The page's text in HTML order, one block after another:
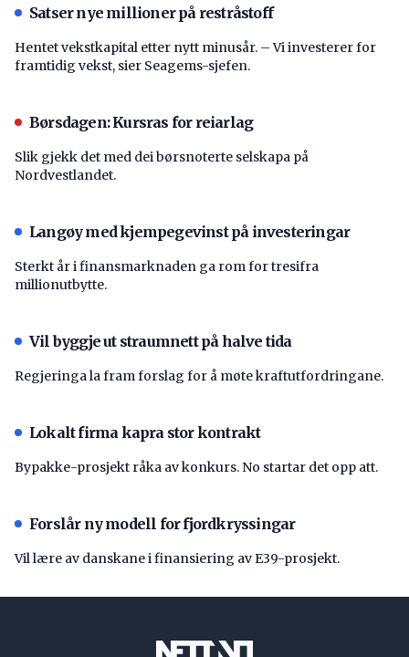
Satser nye millioner på restråstoff
Hentet vekstkapital etter nytt minusår. – Vi investerer for
framtidig vekst, sier Seagems-sjefen.
Børsdagen: Kursras for reiarlag
Slik gjekk det med dei børsnoterte selskapa på
Nordvestlandet.
Langøy med kjempegevinst på investeringar
Sterkt år i finansmarknaden ga rom for tresifra
millionutbytte.
Vil byggje ut straumnett på halve tida
Regjeringa la fram forslag for å møte kraftutfordringane.
Lokalt firma kapra stor kontrakt
Bypakke-prosjekt råka av konkurs. No startar det opp att.
Forslår ny modell for fjordkryssingar
Vil lære av danskane i finansiering av E39-prosjekt.